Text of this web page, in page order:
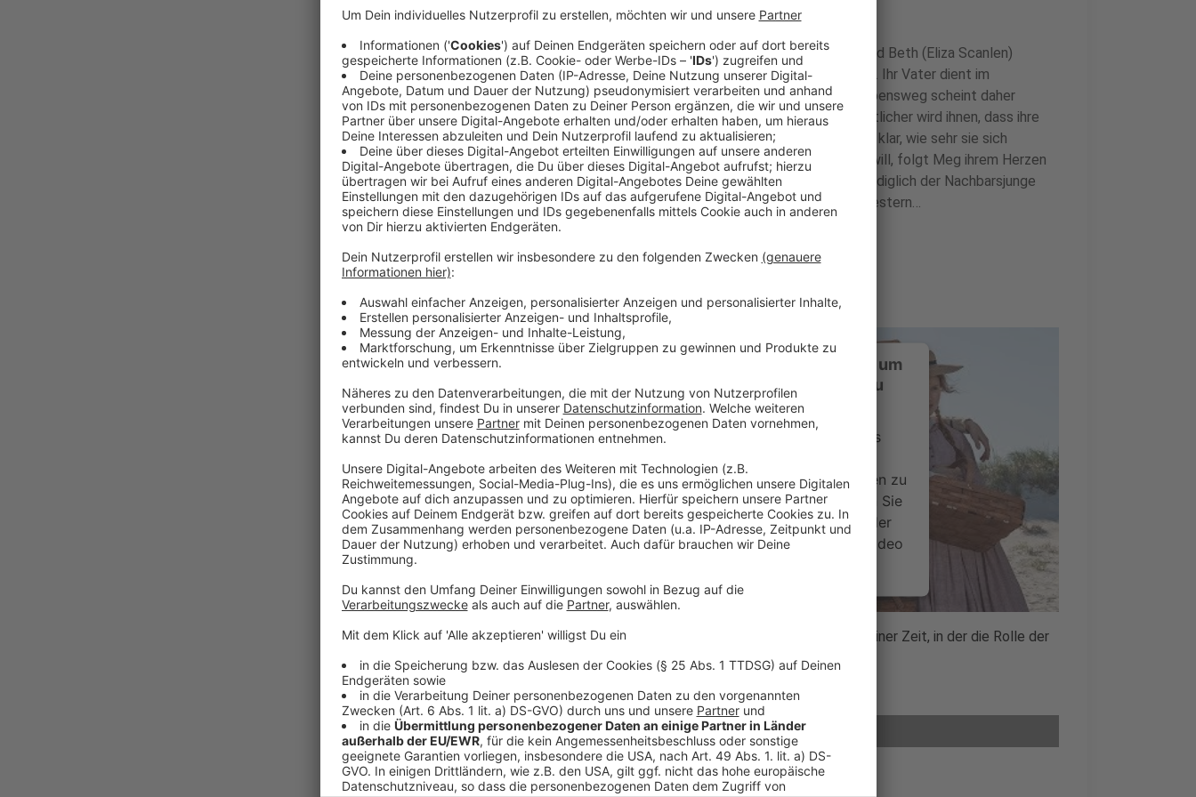
Jo (Saoirse Ronan), Meg (Emma Watson), Amy (Florence Pugh) und Beth (Eliza Scanlen)
wachsen in einer typischen Familie in den Vereinigten Staaten auf. Ihr Vater dient im
Bürgerkrieg, ihre Mutter kümmert sich um die Familie. Auch ihr Lebensweg scheint daher
vorgezeichnet zu sein. Je älter die vier Frauen werden, um so deutlicher wird ihnen, dass ihre
Träume auf der Strecke bleiben. Gleichzeitig wird ihnen aber auch klar, wie sehr sie sich
unterscheiden. Während Jo zum Beispiel Schriftstellerin werden will, folgt Meg ihrem Herzen
in die Ehe. Männer spielen dabei nur eine untergeordnete Rolle. Lediglich der Nachbarsjunge
Laurie (Timothée Chalamet), findet eine Verbindung zu den Schwestern…
Wir benötigen Ihre Zustimmung, um
den YouTube Video-Service zu
laden!
Wir verwenden einen Service eines
einzubetten. Dieser Service kann Daten zu
Ihren Aktivitäten sammeln. Bitte lesen Sie
die Details durch und stimmen Sie der
Nutzung des Service zu, um dieses Video
Mehr Informationen
Platform
Vier starke Frauen auf dem Weg in ihr eigenes Leben. Und das in einer Zeit, in der die Rolle der
Frau vorbestimmt zu sein scheint.
Anzeige
©Copyright Wilson Webb
Die vier Schwestern fühlen sich wie Gefangene.